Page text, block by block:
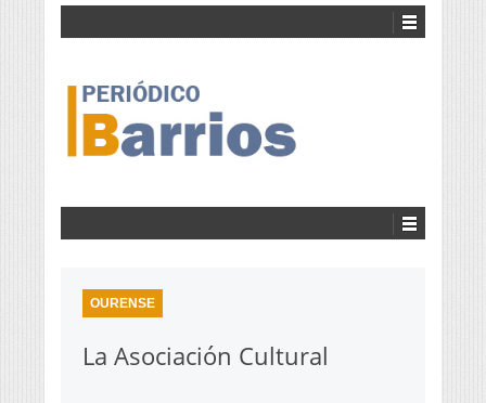
OURENSE
La Asociación Cultural